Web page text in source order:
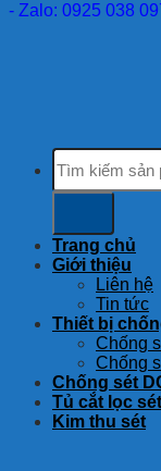
- Zalo: 0925 038
Tìm
kiếm:
Trang chủ
Giới thiệu
Liên hệ
Tin tức
Thiết bị
Chống
Chống
Chống sét
Tủ cắt lọc sét
Kim thu sét